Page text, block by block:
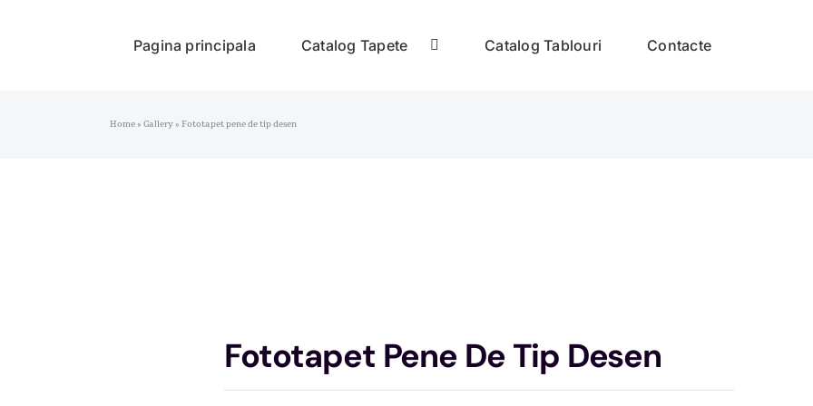
Pagina principala Catalog Tapete Catalog Tablouri Contacte
Home»Gallery»Fototapet pene de tip desen
Fototapet Pene De Tip Desen